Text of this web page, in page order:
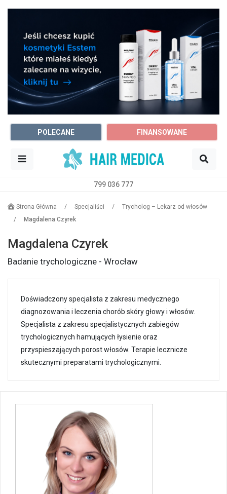
POLECANE FINANSOWANE
799 036 777
Strona Główna / Specjaliści /
Trycholog – Lekarz od włosów
/
Magdalena Czyrek
Magdalena Czyrek
Badanie trychologiczne - Wrocław
Doświadczony specjalista z zakresu medycznego
diagnozowania i leczenia chorób skóry głowy i włosów.
Specjalista z zakresu specjalistycznych zabiegów
trychologicznych hamujących łysienie oraz
przyspieszających porost włosów. Terapie lecznicze
skutecznymi preparatami trychologicznymi.